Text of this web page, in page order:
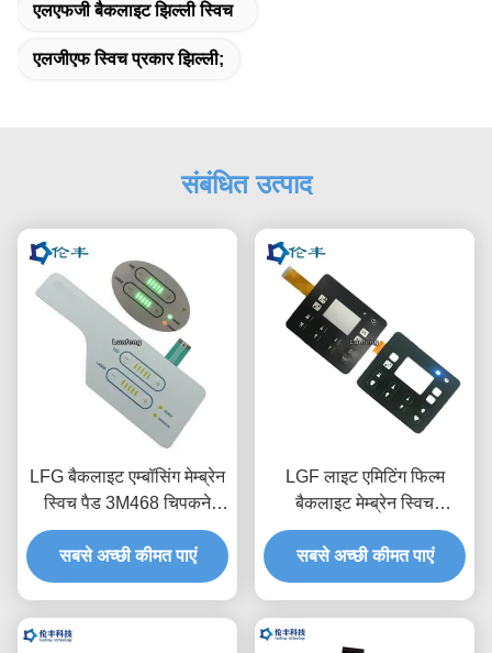
एलएफजी बैकलाइट झिल्ली स्विच
एलजीएफ स्विच प्रकार झिल्ली;
संबंधित उत्पाद
LFG बैकलाइट एम्बॉसिंग मेम्ब्रेन
स्विच पैड 3M468 चिपकने
वाला;
सबसे अच्छी कीमत पाएं
LGF लाइट एमिटिंग फिल्म
बैकलाइट मेम्ब्रेन स्विच
वाटरप्रूफ पीईटी 0.188
सबसे अच्छी कीमत पाएं